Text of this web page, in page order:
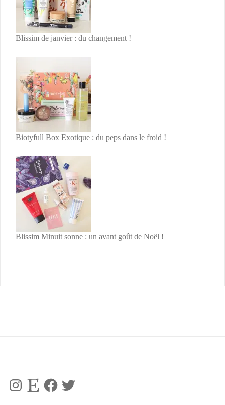
Blissim de janvier : du changement !
Biotyfull Box Exotique : du peps dans le froid !
Blissim Minuit sonne : un avant goût de Noël !
Instagram
Etsy FacebookTwitter